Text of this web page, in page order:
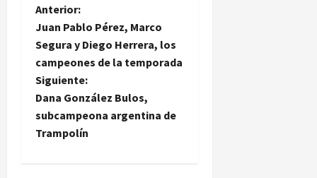
N
a
v
e
g
Anterior:
Juan Pablo Pérez, Marco
Segura y Diego Herrera, los
campeones de la temporada
Siguiente:
Dana González Bulos,
subcampeona argentina de
Trampolín